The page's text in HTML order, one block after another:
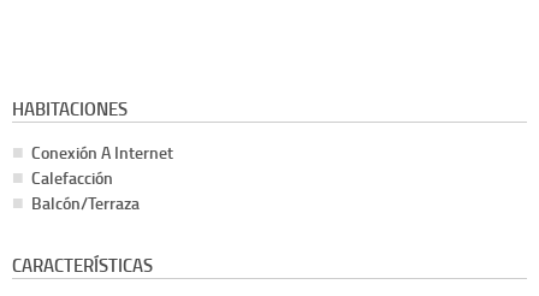
HABITACIONES
Conexión A Internet
Calefacción
Balcón/Terraza
CARACTERÍSTICAS